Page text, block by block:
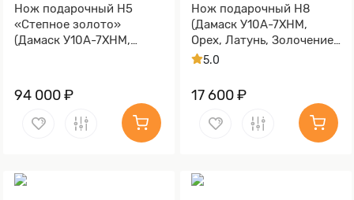
Нож подарочный Н5
«Степное золото»
(Дамаск У10А-7ХНМ,
гарды и тыльника)
94 000 ₽
Нож подарочный Н8
(Дамаск У10А-7ХНМ,
Орех, Латунь, Золочение
клинка гарды и тыльника)
5.0
17 600 ₽